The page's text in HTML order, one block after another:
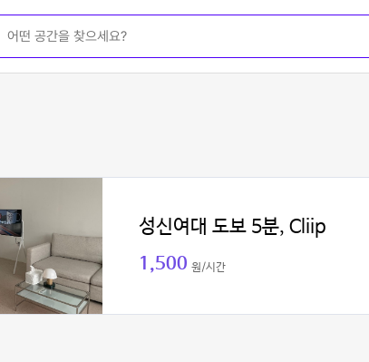
성신여대 도보 5분, Cliip
1,500 원/시간